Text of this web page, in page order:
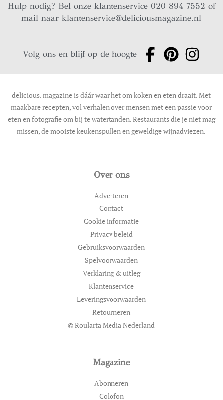
Hulp nodig? Bel onze klantenservice 020 894 7552 of
mail naarklantenservice@deliciousmagazine.nl
Volg ons en blijf op de hoogte
delicious. magazine is dáár waar het om koken en eten draait. Met
maakbare recepten, vol verhalen over mensen met een passie voor
eten en fotografie om bij te watertanden. Restaurants die je niet mag
missen, de mooiste keukenspullen en geweldige wijnadviezen.
Over ons
Adverteren
Contact
Cookie informatie
Privacy beleid
Gebruiksvoorwaarden
Spelvoorwaarden
Verklaring & uitleg
Klantenservice
Leveringsvoorwaarden
Retourneren
© Roularta Media Nederland
Magazine
Abonneren
Colofon